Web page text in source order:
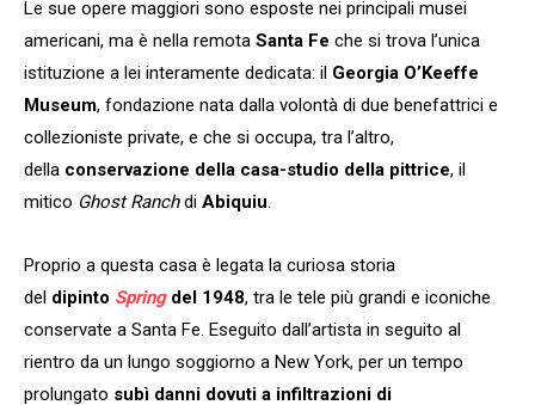
Le sue opere maggiori sono esposte nei principali musei
americani, ma è nella remota Santa Fe che si trova l’unica
istituzione a lei interamente dedicata: il Georgia O’Keeffe
Museum, fondazione nata dalla volontà di due benefattrici e
collezioniste private, e che si occupa, tra l’altro,
della conservazione della casa-studio della pittrice, il
mitico Ghost Ranchdi Abiquiu.
Proprio a questa casa è legata la curiosa storia
del dipinto Springdel 1948, tra le tele più grandi e iconiche
conservate a Santa Fe. Eseguito dall’artista in seguito al
rientro da un lungo soggiorno a New York, per un tempo
prolungato subì danni dovuti a infiltrazioni di